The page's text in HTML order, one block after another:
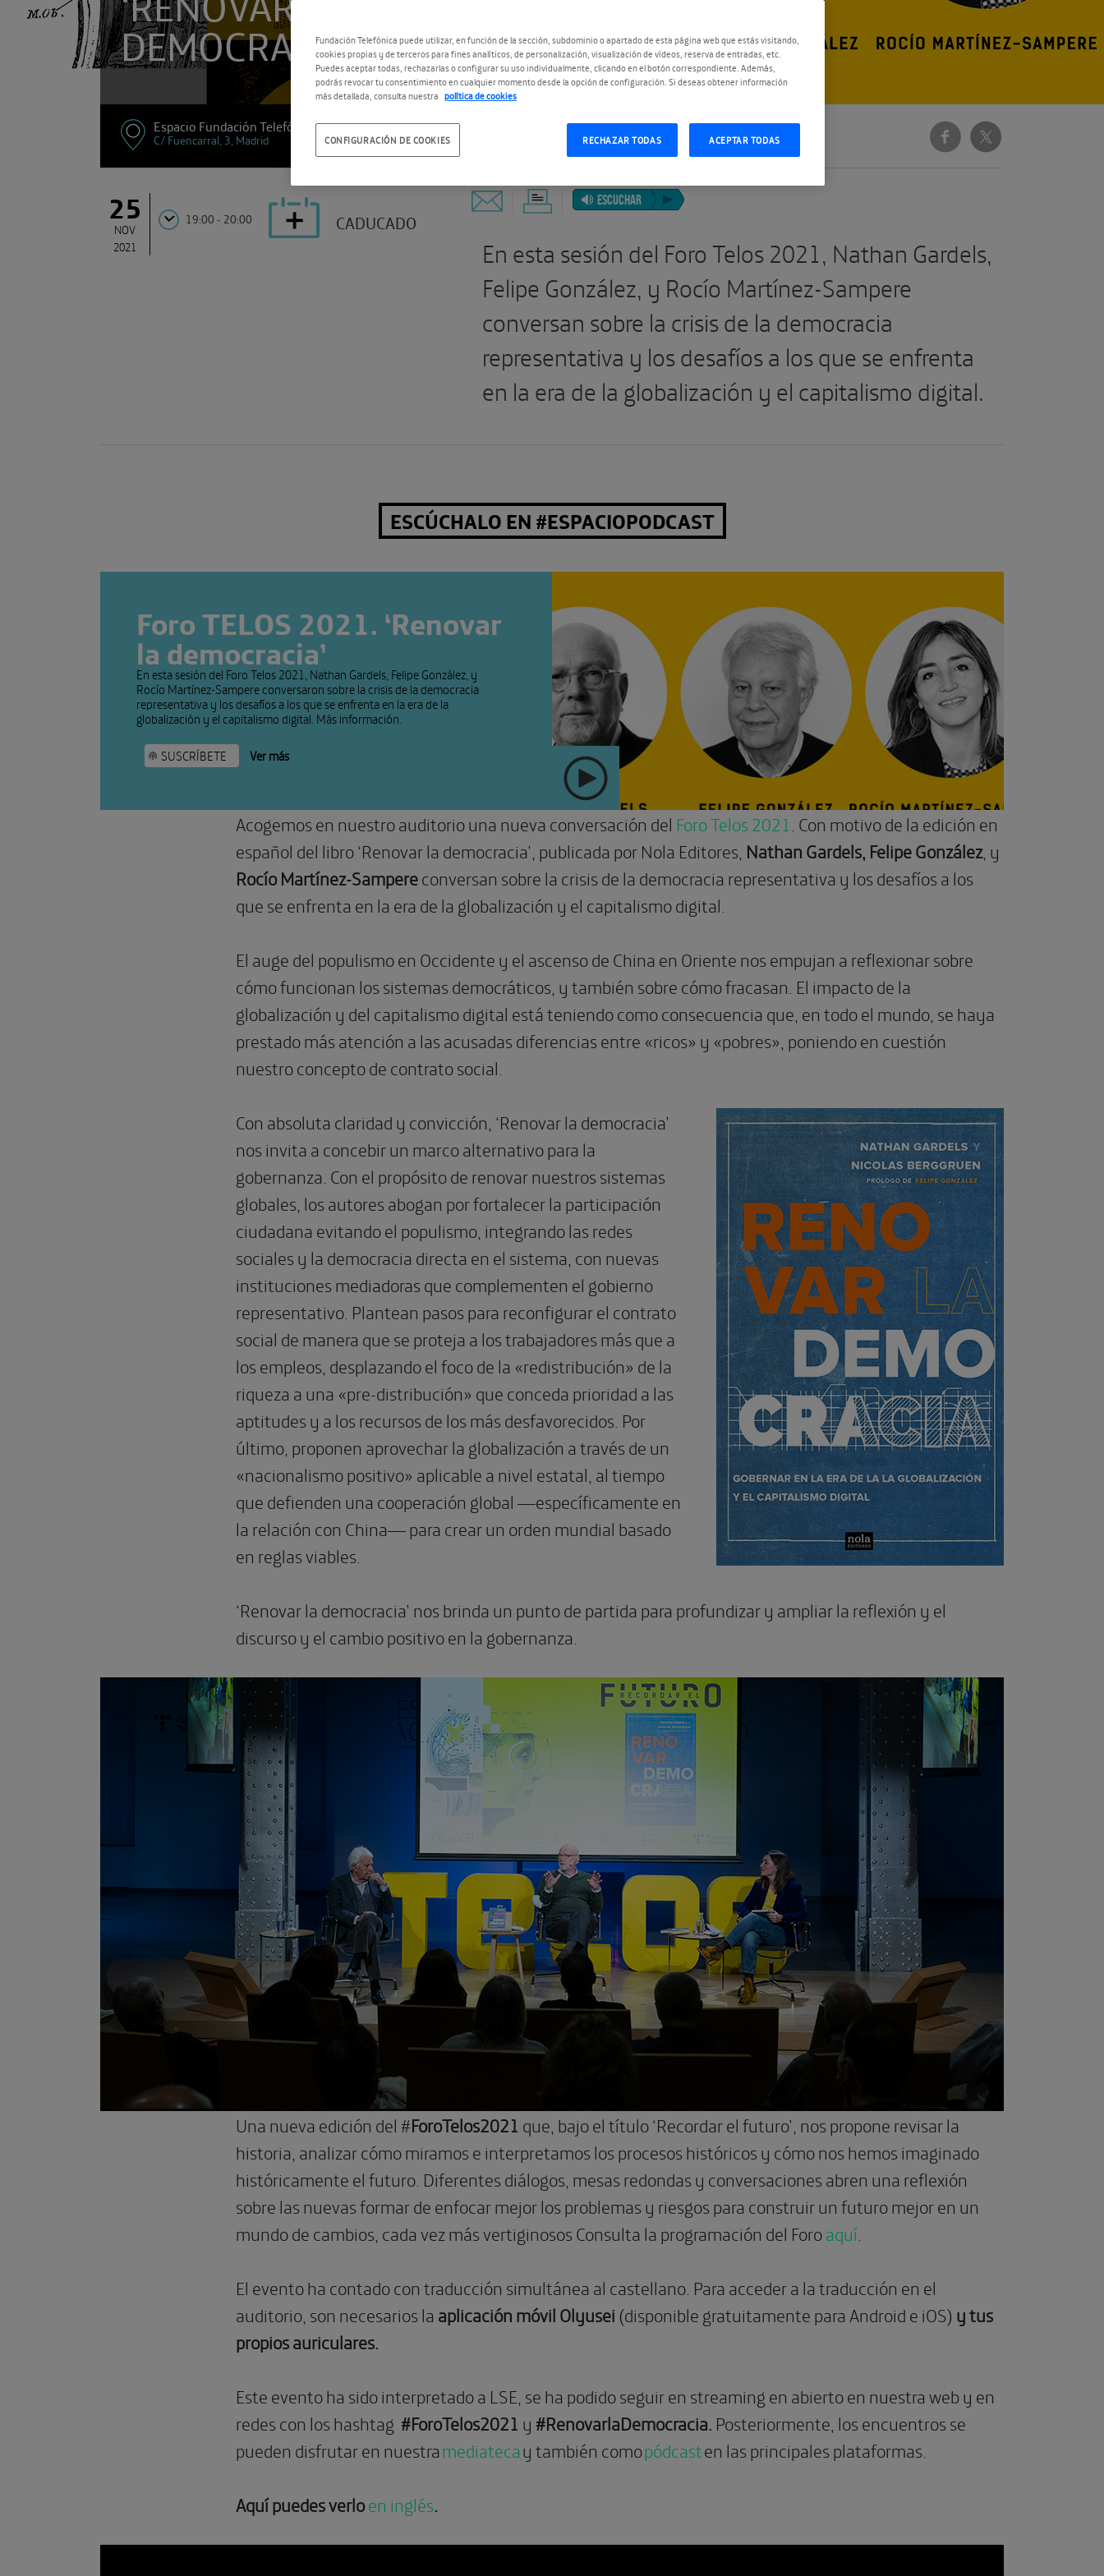
DEMOCRACIA’
Espacio Fundación Telefónica
C/ Fuencarral, 3, Madrid #ForoTELOS2021 #RenovarlaDemocracia
25
NOV
2021
19:00 - 20:00 CADUCADO
ESCUCHAR
En esta sesión del Foro Telos 2021, Nathan Gardels,
Felipe González, y Rocío Martínez-Sampere
conversan sobre la crisis de la democracia
representativa y los desafíos a los que se enfrenta
en la era de la globalización y el capitalismo digital.
ESCÚCHALO EN #ESPACIOPODCAST
Foro TELOS 2021. ‘Renovar
la democracia’
En esta sesión del Foro Telos 2021, Nathan Gardels, Felipe González, y
Rocío Martínez-Sampere conversaron sobre la crisis de la democracia
representativa y los desafíos a los que se enfrenta en la era de la
globalización y el capitalismo digital. Más información.
SUSCRÍBETE Ver más
Acogemos en nuestro auditorio una nueva conversación del Foro Telos 2021 . Con motivo de la edición en
español del libro ‘Renovar la democracia’, publicada por Nola Editores, Nathan Gardels, Felipe González, y
Rocío Martínez-Sampereconversan sobre la crisis de la democracia representativa y los desafíos a los
que se enfrenta en la era de la globalización y el capitalismo digital.
El auge del populismo en Occidente y el ascenso de China en Oriente nos empujan a reflexionar sobre
cómo funcionan los sistemas democráticos, y también sobre cómo fracasan. El impacto de la
globalización y del capitalismo digital está teniendo como consecuencia que, en todo el mundo, se haya
prestado más atención a las acusadas diferencias entre «ricos» y «pobres», poniendo en cuestión
nuestro concepto de contrato social.
Con absoluta claridad y convicción, ‘Renovar la democracia’
nos invita a concebir un marco alternativo para la
gobernanza. Con el propósito de renovar nuestros sistemas
globales, los autores abogan por fortalecer la participación
ciudadana evitando el populismo, integrando las redes
sociales y la democracia directa en el sistema, con nuevas
instituciones mediadoras que complementen el gobierno
representativo. Plantean pasos para reconfigurar el contrato
social de manera que se proteja a los trabajadores más que a
los empleos, desplazando el foco de la «redistribución» de la
riqueza a una «pre-distribución» que conceda prioridad a las
aptitudes y a los recursos de los más desfavorecidos. Por
último, proponen aprovechar la globalización a través de un
«nacionalismo positivo» aplicable a nivel estatal, al tiempo
que defienden una cooperación global —específicamente en
la relación con China— para crear un orden mundial basado
en reglas viables.
‘Renovar la democracia’ nos brinda un punto de partida para profundizar y ampliar la reflexión y el
discurso y el cambio positivo en la gobernanza.
Una nueva edición del #ForoTelos2021 que, bajo el título ‘Recordar el futuro’, nos propone revisar la
historia, analizar cómo miramos e interpretamos los procesos históricos y cómo nos hemos imaginado
históricamente el futuro. Diferentes diálogos, mesas redondas y conversaciones abren una reflexión
sobre las nuevas formar de enfocar mejor los problemas y riesgos para construir un futuro mejor en un
mundo de cambios, cada vez más vertiginosos Consulta la programación del Foroaquí
El evento ha contado con traducción simultánea al castellano. Para acceder a la traducción en el
auditorio, son necesarios la aplicación móvil Olyusei(disponible gratuitamente para Android e iOS) y tus
propios auriculares.
Este evento ha sido interpretado a LSE, se ha podido seguir en streaming en abierto en nuestra web y en
redes con los hashtag #ForoTelos2021 y #RenovarlaDemocracia. Posteriormente, los encuentros se
pueden disfrutar en nuestramediatecay también comopódcasten las principales plataformas.
Aquí puedes verloen inglés.
Fundación Telefónica puede utilizar, en función de la sección, subdominio o apartado de esta página web que estás visitando,
cookies propias y de terceros para fines analíticos, de personalización, visualización de vídeos, reserva de entradas, etc.
Puedes aceptar todas, rechazarlas o configurar su uso individualmente, clicando en el botón correspondiente. Además,
podrás revocar tu consentimiento en cualquier momento desde la opción de configuración. Si deseas obtener información
más detallada, consulta nuestra política de cookies
RECHAZAR TODAS ACEPTAR TODAS
CONFIGURACIÓN DE COOKIES